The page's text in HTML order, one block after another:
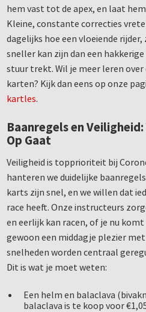
hem vast tot de apex, en laat
Kleine, constante correcties
dagelijks hoe een vloeiende
sneller kan zijn dan een
stuur trekt. Wil je meer leren over
karten? Kijk dan eens op onze
kartles.
Baanregels en
Op Gaat
Veiligheid is topprioriteit bij
hanteren we duidelijke
karts zijn snel, en we willen dat
race heeft. Onze instructeurs
en eerlijk kan racen, of je nu
gewoon een middagje plezier met
snelheden worden centraal
Dit is wat je moet weten:
Een helm en balaclava
balaclava is te koop voor